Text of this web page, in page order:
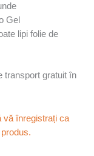
Gel
lipi folie de
transport gratuit în
vă înregistrați ca